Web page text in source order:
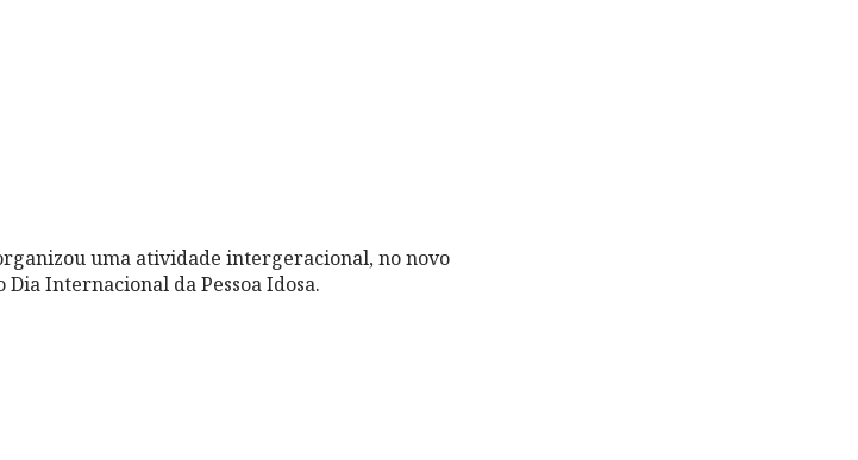
uma atividade intergeracional, no novo
Internacional da Pessoa Idosa.